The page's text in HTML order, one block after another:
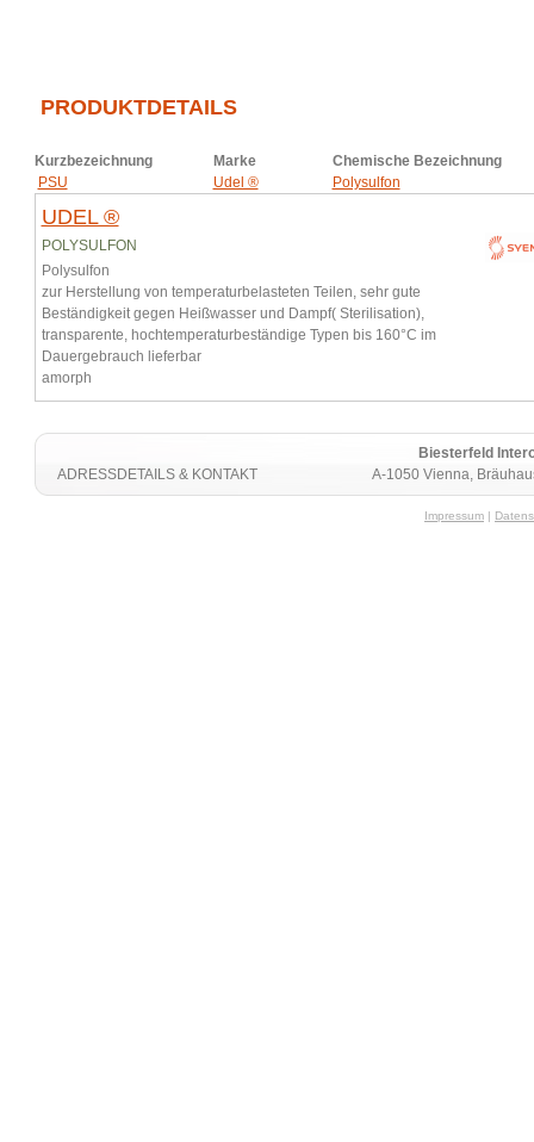
PRODUKTDETAILS
Kurzbezeichnung Marke
Chemische Bezeichnung
PSU
Udel ® Polysulfon
UDEL ®
POLYSULFON
Polysulfon
zur Herstellung von temperaturbelasteten Teilen, sehr gute
Beständigkeit gegen Heißwasser und Dampf( Sterilisation),
transparente, hochtemperaturbeständige Typen bis 160°C im
Dauergebrauch lieferbar
amorph
Biesterfeld
A-1050 Vienna,
ADRESSDETAILS & KONTAKT
Impressum |